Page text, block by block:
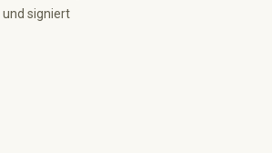
signiert